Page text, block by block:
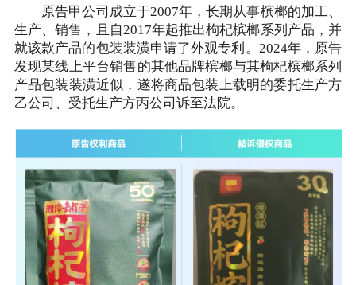
原告甲公司成立于2007年，长期从事槟榔的加工、
生产、销售，且自2017年起推出枸杞槟榔系列产品，并
就该款产品的包装装潢申请了外观专利。2024年，原告
发现某线上平台销售的其他品牌槟榔与其枸杞槟榔系列
产品包装装潢近似，遂将商品包装上载明的委托生产方
乙公司、受托生产方丙公司诉至法院。